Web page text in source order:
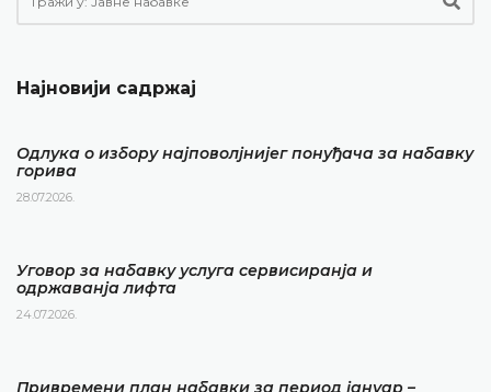
Најновији садржај
Одлука о избору најповолјнијег понуђача за набавку
горива
28.07.2026.
Уговор за набавку услуга сервисиранја и
одржаванја лифта
24.07.2026.
Привремени план набавки за период јануар –